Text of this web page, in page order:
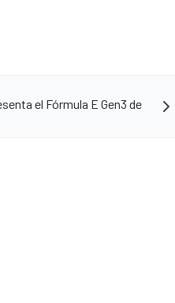
el Fórmula E Gen3 de